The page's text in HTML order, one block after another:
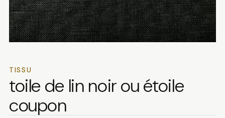
TISSU
toile de lin noir ou étoile
coupon